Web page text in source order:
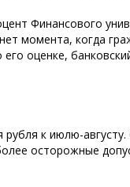
Финансового
момента, когда
оценке,
к июлю-
осторожные